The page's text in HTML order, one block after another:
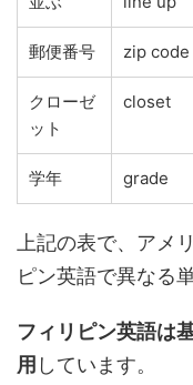
郵便番号 zip code
クローゼ
ット
closet
学年 grade
上記の表で、アメ
ピン英語で異なる
フィリピン英語は
用 しています。